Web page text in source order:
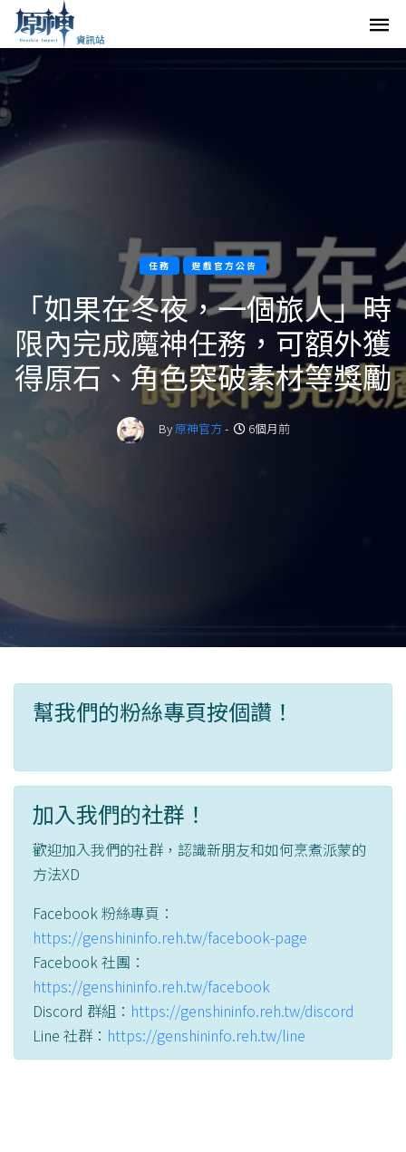
任務 遊戲官方公告
「如果在冬夜，一個旅人」時
限內完成魔神任務，可額外獲
得原石、角色突破素材等獎勵
By原神官方- 6個月前
幫我們的粉絲專頁按個讚！
加入我們的社群！
歡迎加入我們的社群，認識新朋友和如何烹煮派蒙的
方法XD
Facebook 粉絲專頁：
https://genshininfo.reh.tw/facebook-page
Facebook 社團：
https://genshininfo.reh.tw/facebook
Discord 群組： https://genshininfo.reh.tw/discord
Line 社群： https://genshininfo.reh.tw/line